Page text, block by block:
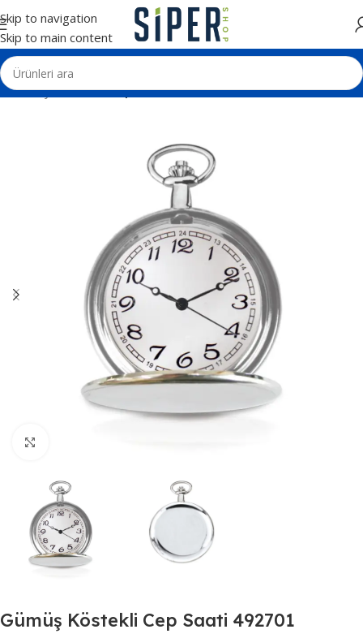
Skip to navigation
Skip to main content
Ana Sayfa Saatler Cep Saatleri
Gümüş Köstekli Cep Saati 492701